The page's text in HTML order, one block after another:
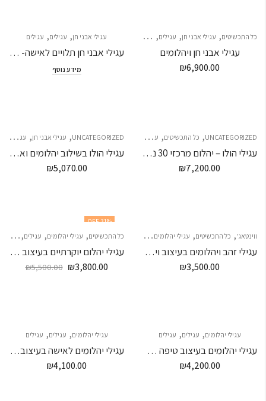
כל התכשיטים, עגילי אבני חן, עגילים, עגילים עגילים תלויים
עגילי אבני חן ויהלומים
₪6,900.00
עגילי אבני חן, עגילים, עגילים
עגילי אבני חן תלויים לאישה- אחרונים במלאי
מידע נוסף
UNCATEGORIZED
, כל התכשיטים, עגילי יהלומים ,עגילים,עגילים
עגילי הולו – יהלום מרכזי 30 נקודות
₪7,200.00
UNCATEGORIZED
, עגילי אבני חן, עגילי יהלומים
עגילי הולו בשילוב יהלומים ואבני חן
₪5,070.00
ווינטאג', כל התכשיטים, עגילי יהלומים ,עגילים עגילים
עגילי זהב ויהלומים בעיצוב וינטג'
₪3,500.00
31% OFF
כל התכשיטים, עגילי יהלומים, עגילים, עגילים
עגילי יהלום יוקרתיים בעיצוב פרח
₪3,800.00
₪5,500.00
עגילי יהלומים, עגילים, עגילים
עגילי יהלומים בעיצוב טיפה תלויים
₪4,200.00
עגילי יהלומים, עגילים, עגילים
עגילי יהלומים לאישה בעיצוב טוויסט
₪4,100.00